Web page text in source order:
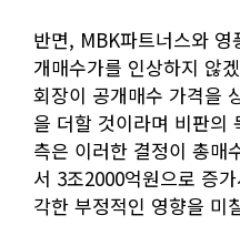
반면, MBK파트너스와
개매수가를 인상하지 않
회장이 공개매수 가격을
을 더할 것이라며 비판의
측은 이러한 결정이 총매
서 3조2000억원으로 증
각한 부정적인 영향을 미